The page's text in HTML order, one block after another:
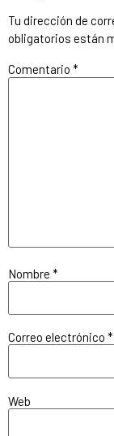
Tu dirección de
obligatorios están
Comentario *
Nombre *
Correo electrónico *
Web